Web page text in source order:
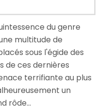
du genre
multitude de
sous l'égide des
de ces dernières
terrifiante au plus
un
rôde...